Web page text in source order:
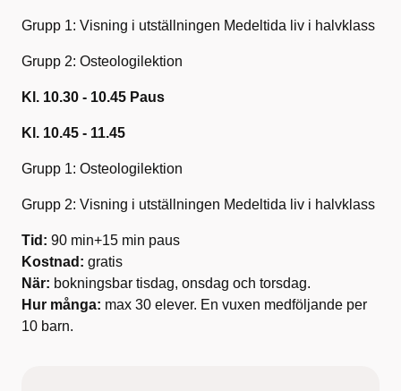
Grupp 1: Visning i utställningen Medeltida liv i halvklass
Grupp 2: Osteologilektion
Kl. 10.30 - 10.45 Paus
Kl. 10.45 - 11.45
Grupp 1: Osteologilektion
Grupp 2: Visning i utställningen Medeltida liv i halvklass
Tid: 90 min+15 min paus
Kostnad: gratis
När: bokningsbar tisdag, onsdag och torsdag.
Hur många: max 30 elever. En vuxen medföljande per
10 barn.